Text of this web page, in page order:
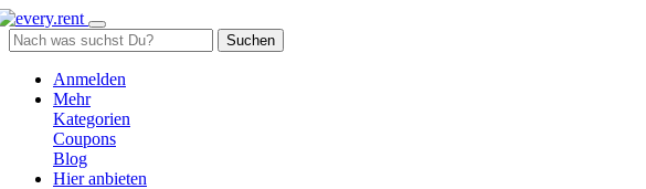
Suchen
Anmelden
Mehr
Kategorien
Coupons
Blog
Hier anbieten